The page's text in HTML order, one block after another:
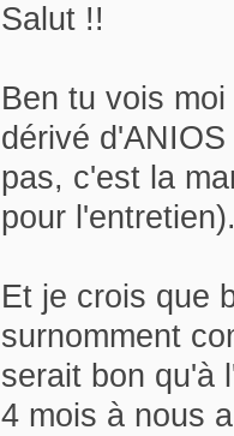
Salut !!
Ben tu vois moi
dérivé
pas, c'est la
pour
Et je crois que
surnomment
serait bon qu'à
4 mois à nous